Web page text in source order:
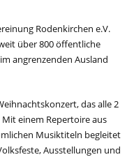
Rodenkirchen e.V.
über 800 öffentliche
angrenzenden Ausland
das alle 2
einem Repertoire aus
Musiktiteln begleitet
Ausstellungen und